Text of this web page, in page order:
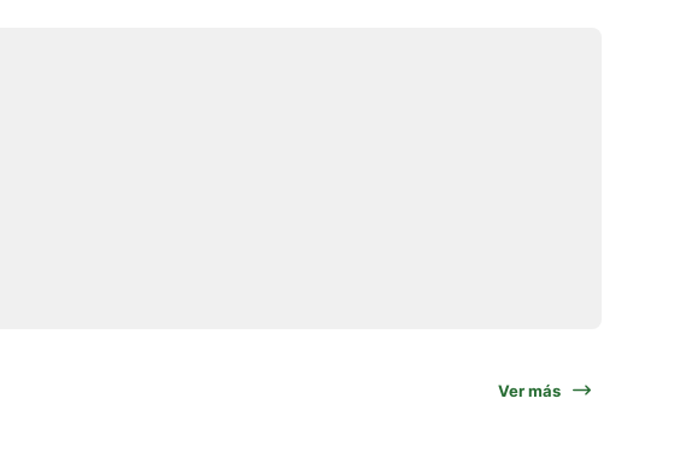
Ver más